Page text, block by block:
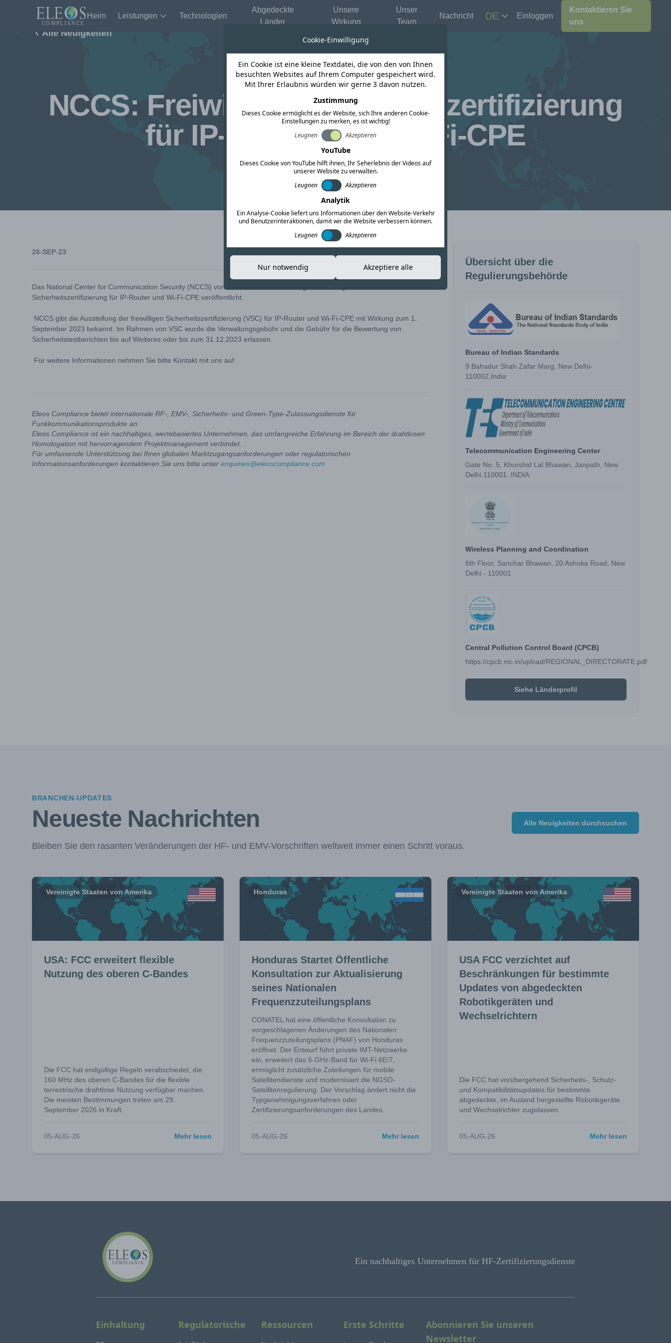
Heim Leistungen Technologien
Abgedeckte
Länder
Unsere
Wirkung
Unser
Team
Nachricht DE Einloggen
Kontaktieren Sie
uns
Alle Neuigkeiten
Indien
NCCS: Freiwillige Sicherheitszertifizierung
für IP-Router und Wi-Fi-CPE
26-SEP-23
Das National Center for Communication Security (NCCS) von Indien hat eine Mitteilung zur freiwilligen
Sicherheitszertifizierung für IP-Router und Wi-Fi-CPE veröffentlicht.
NCCS gibt die Ausstellung der freiwilligen Sicherheitszertifizierung (VSC) für IP-Router und Wi-Fi-CPE mit Wirkung zum 1.
September 2023 bekannt. Im Rahmen von VSC wurde die Verwaltungsgebühr und die Gebühr für die Bewertung von
Sicherheitstestberichten bis auf Weiteres oder bis zum 31.12.2023 erlassen.
Für weitere Informationen nehmen Sie bitte Kontakt mit uns auf.
Eleos Compliance bietet internationale RF-, EMV-, Sicherheits- und Green-Type-Zulassungsdienste für
Funkkommunikationsprodukte an.
Eleos Compliance ist ein nachhaltiges, wertebasiertes Unternehmen, das umfangreiche Erfahrung im Bereich der drahtlosen
Homologation mit hervorragendem Projektmanagement verbindet.
Für umfassende Unterstützung bei Ihren globalen Marktzugangsanforderungen oder regulatorischen
Informationsanforderungen kontaktieren Sie uns bitte unter enquiries@eleoscompliance.com
Übersicht über die
Regulierungsbehörde
Bureau of Indian Standards
9 Bahadur Shah Zafar Marg, New Delhi-
110002,India
Telecommunication Engineering Center
Gate No. 5, Khurshid Lal Bhawan, Janpath, New
Delhi 110001. INDIA
Wireless Planning and Coordination
6th Floor, Sanchar Bhawan, 20 Ashoka Road, New
Delhi - 110001
Central Pollution Control Board (CPCB)
https://cpcb.nic.in/upload/REGIONAL_DIRECTORATE.pdf
Siehe Länderprofil
BRANCHEN-UPDATES
Neueste Nachrichten
Bleiben Sie den rasanten Veränderungen der HF- und EMV-Vorschriften weltweit immer einen Schritt voraus.
Alle Neuigkeiten durchsuchen
Vereinigte Staaten von Amerika
USA: FCC erweitert flexible
Nutzung des oberen C-Bandes
Die FCC hat endgültige Regeln verabschiedet, die
160 MHz des oberen C-Bandes für die flexible
terrestrische drahtlose Nutzung verfügbar machen.
Die meisten Bestimmungen treten am 29.
September 2026 in Kraft.
05-AUG-26 Mehr lesen
Honduras
Honduras Startet Öffentliche
Konsultation zur Aktualisierung
seines Nationalen
Frequenzzuteilungsplans
CONATEL hat eine öffentliche Konsultation zu
vorgeschlagenen Änderungen des Nationalen
Frequenzzuteilungsplans (PNAF) von Honduras
eröffnet. Der Entwurf führt private IMT-Netzwerke
ein, erweitert das 6-GHz-Band für Wi-Fi 6E/7,
ermöglicht zusätzliche Zuteilungen für mobile
Satellitendienste und modernisiert die NGSO-
Satellitenregulierung. Der Vorschlag ändert nicht die
Typgenehmigungsverfahren oder
Zertifizierungsanforderungen des Landes.
05-AUG-26 Mehr lesen
Vereinigte Staaten von Amerika
USA FCC verzichtet auf
Beschränkungen für bestimmte
Updates von abgedeckten
Robotikgeräten und
Wechselrichtern
Die FCC hat vorübergehend Sicherheits-, Schutz-
und Kompatibilitätsupdates für bestimmte
abgedeckte, im Ausland hergestellte Robotikgeräte
und Wechselrichter zugelassen.
05-AUG-26 Mehr lesen
Ein nachhaltiges Unternehmen für HF-Zertifizierungsdienste
Einhaltung Regulatorische Ressourcen Erste Schritte
Abonnieren Sie unseren
Newsletter
Cookie-Einwilligung
Ein Cookie ist eine kleine Textdatei, die von den von Ihnen
besuchten Websites auf Ihrem Computer gespeichert wird.
Mit Ihrer Erlaubnis würden wir gerne 3 davon nutzen.
Zustimmung
Dieses Cookie ermöglicht es der Website, sich Ihre anderen Cookie-
Einstellungen zu merken, es ist wichtig!
Leugnen
Akzeptieren
YouTube
Dieses Cookie von YouTube hilft ihnen, Ihr Seherlebnis der Videos auf
unserer Website zu verwalten.
Leugnen
Akzeptieren
Analytik
Ein Analyse-Cookie liefert uns Informationen über den Website-Verkehr
und Benutzerinteraktionen, damit wir die Website verbessern können.
Leugnen
Akzeptieren
Nur notwendig Akzeptiere alle